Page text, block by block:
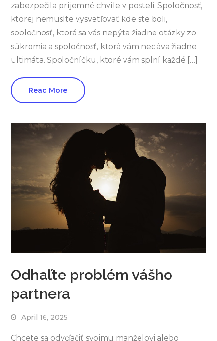
zabezpečila príjemné chvíle v posteli. Spoločnosť,
ktorej nemusíte vysvetľovať kde ste boli,
spoločnosť, ktorá sa vás nepýta žiadne otázky zo
súkromia a spoločnosť, ktorá vám nedáva žiadne
ultimáta. Spoločníčku, ktoré vám splní každé […]
Read More
Odhaľte problém vášho
partnera
April 16, 2025
Chcete sa odvďačiť svojmu manželovi alebo